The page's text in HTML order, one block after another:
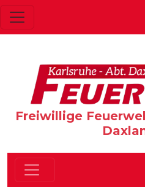
Freiwillige